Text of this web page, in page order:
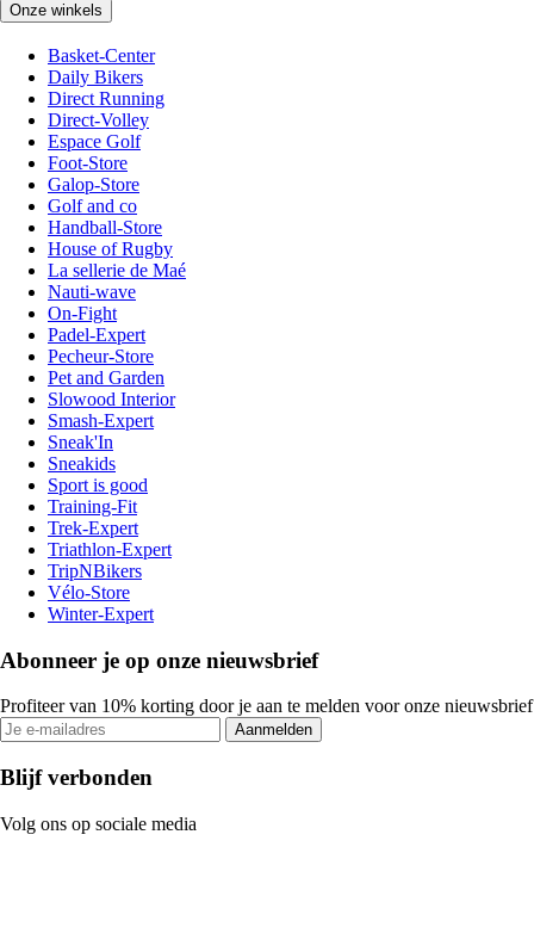
Onze winkels
Basket-Center
Daily Bikers
Direct Running
Direct-Volley
Espace Golf
Foot-Store
Galop-Store
Golf and co
Handball-Store
House of Rugby
La sellerie de Maé
Nauti-wave
On-Fight
Padel-Expert
Pecheur-Store
Pet and Garden
Slowood Interior
Smash-Expert
Sneak'In
Sneakids
Sport is good
Training-Fit
Trek-Expert
Triathlon-Expert
TripNBikers
Vélo-Store
Winter-Expert
Abonneer je op onze nieuwsbrief
Profiteer van 10% korting door je aan te melden voor onze nieuwsbrief
Aanmelden
Blijf verbonden
Volg ons op sociale media